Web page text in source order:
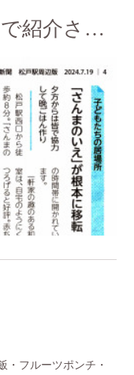
7月19日付 ちいき新聞で紹介されました
・フルーツポンチ・